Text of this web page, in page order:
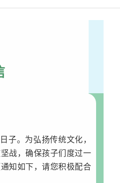
子。为弘扬传统文化，
战，确保孩子们度过一
知如下，请您积极配合